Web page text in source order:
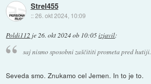
Strel455
::26. okt 2024, 10:09
Poldi112 je26. okt 2024 ob 10:05izjavil:
saj nismo sposobni zaščititi prometa pred hutiji.
Seveda smo. Znukamo cel Jemen. In to je to.